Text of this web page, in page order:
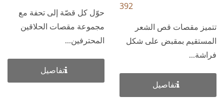
392
تتميز مقصات قص الشعر
المستقيم بمقبض على شكل
فراشة...
تفاصيل
حوّل كل قصّة إلى تحفة مع
مجموعة مقصات الحلاقين
المحترفين...
تفاصيل